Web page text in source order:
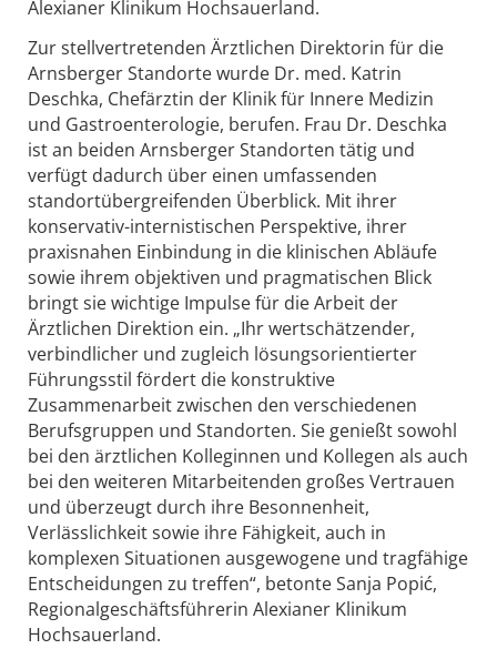
Alexianer Klinikum Hochsauerland.
Zur stellvertretenden Ärztlichen Direktorin für die
Arnsberger Standorte wurde Dr. med. Katrin
Deschka, Chefärztin der Klinik für Innere Medizin
und Gastroenterologie, berufen. Frau Dr. Deschka
ist an beiden Arnsberger Standorten tätig und
verfügt dadurch über einen umfassenden
standortübergreifenden Überblick. Mit ihrer
konservativ-internistischen Perspektive, ihrer
praxisnahen Einbindung in die klinischen Abläufe
sowie ihrem objektiven und pragmatischen Blick
bringt sie wichtige Impulse für die Arbeit der
Ärztlichen Direktion ein. „Ihr wertschätzender,
verbindlicher und zugleich lösungsorientierter
Führungsstil fördert die konstruktive
Zusammenarbeit zwischen den verschiedenen
Berufsgruppen und Standorten. Sie genießt sowohl
bei den ärztlichen Kolleginnen und Kollegen als auch
bei den weiteren Mitarbeitenden großes Vertrauen
und überzeugt durch ihre Besonnenheit,
Verlässlichkeit sowie ihre Fähigkeit, auch in
komplexen Situationen ausgewogene und tragfähige
Entscheidungen zu treffen“, betonte Sanja Popić,
Regionalgeschäftsführerin Alexianer Klinikum
Hochsauerland.